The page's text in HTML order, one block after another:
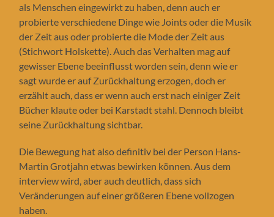
als Menschen eingewirkt zu haben, denn auch er
probierte verschiedene Dinge wie Joints oder die Musik
der Zeit aus oder probierte die Mode der Zeit aus
(Stichwort Holskette). Auch das Verhalten mag auf
gewisser Ebene beeinflusst worden sein, denn wie er
sagt wurde er auf Zurückhaltung erzogen, doch er
erzählt auch, dass er wenn auch erst nach einiger Zeit
Bücher klaute oder bei Karstadt stahl. Dennoch bleibt
seine Zurückhaltung sichtbar.
Die Bewegung hat also definitiv bei der Person Hans-
Martin Grotjahn etwas bewirken können. Aus dem
interview wird, aber auch deutlich, dass sich
Veränderungen auf einer größeren Ebene vollzogen
haben.